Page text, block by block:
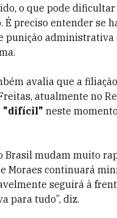
o que pode dificultar
É preciso entender se
punição administrativa
avalia que a
atualmente no
"difícil" neste
Brasil mudam muito
Moraes continuará
seguirá à
para tudo”, diz.